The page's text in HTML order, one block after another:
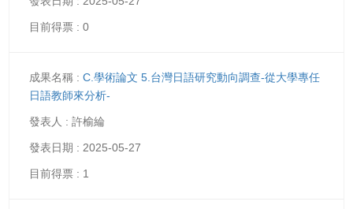
0
C.學術論文 5.台灣日語研究動向調查-從大學專任
日語教師來分析-
許榆綸
2025-05-27
1